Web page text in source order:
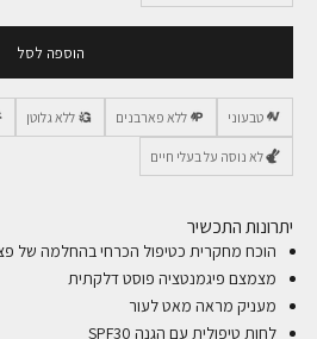
הוספה לסל
טבעוני ללא פארבנים ללא גלוטן
לא נוסה על בעלי חיים
יתרונות התכשיר
הוכח מחקרית כטיפול הכרחי בהחלמה של
מצמצם פיגמנטציה פוסט דלקתית
מעניק מראה מאט לעור
לחות טיפולית עם הגנה SPF30